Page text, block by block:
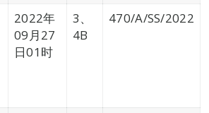
2022年
09月27
日01时
3、
4B
470/A/SS/2022